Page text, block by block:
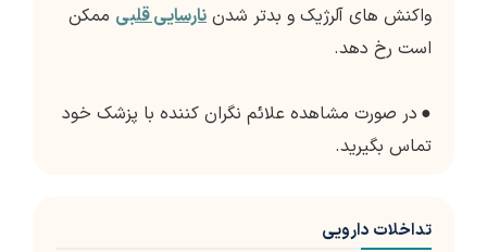
واکنش های آلرژیک و بدتر شدن نارسایی قلبی ممکن
است رخ دهد.
● در صورت مشاهده علائم نگران کننده با پزشک خود
تماس بگیرید.
تداخلات دارویی